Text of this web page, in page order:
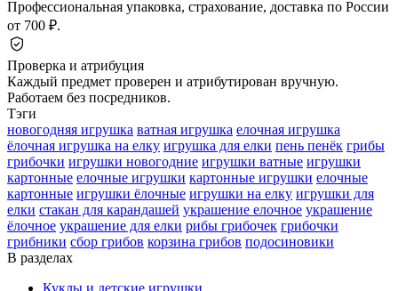
Профессиональная упаковка, страхование, доставка по России
от 700 ₽.
Проверка и атрибуция
Каждый предмет проверен и атрибутирован вручную.
Работаем без посредников.
Тэги
новогодняя игрушка ватная игрушка елочная игрушка
ёлочная игрушка на елку игрушка для елки пень пенёк грибы
грибочки игрушки новогодние игрушки ватные игрушки
картонные елочные игрушки картонные игрушки елочные
картонные игрушки ёлочные игрушки на елку игрушки для
елки стакан для карандашей украшение елочное украшение
ёлочное украшение для елки рибы грибочек грибочки
грибники сбор грибов корзина грибов подосиновики
В разделах
Куклы и детские игрушки